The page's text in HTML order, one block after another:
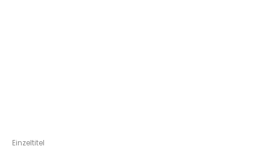
Einzeltitel